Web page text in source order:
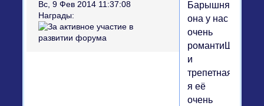
Вс, 9 Фев 2014 11:37:08
Награды:
Барышня
она у нас
очень
романтиШная
и
трепетная.....
я её
очень